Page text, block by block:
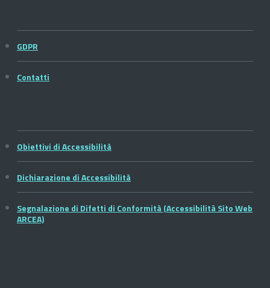
GDPR
Contatti
Obiettivi di Accessibilità
Dichiarazione di Accessibilità
Segnalazione di Difetti di Conformità (Accessibilità Sito Web
ARCEA)